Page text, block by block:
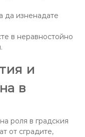
да изненадате
в неравностойно
и
в
роля в градския
от сградите,